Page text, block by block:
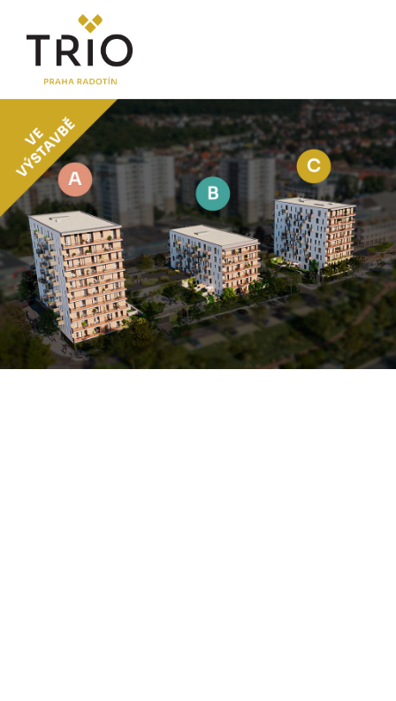
O PROJEKTU
Proč TRIO Radotín
FAQ sekce
Novinky
Postup koupě a financování
LOKALITA
CENÍK
Byty